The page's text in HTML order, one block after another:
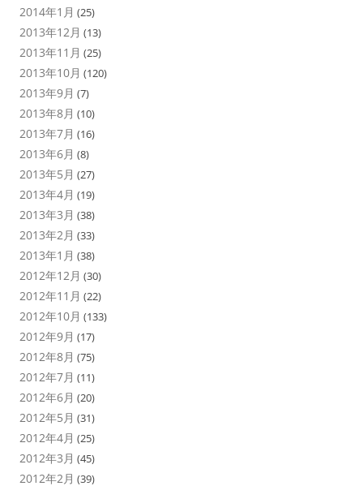
2014年1月 (25)
2013年12月 (13)
2013年11月 (25)
2013年10月 (120)
2013年9月 (7)
2013年8月 (10)
2013年7月 (16)
2013年6月 (8)
2013年5月 (27)
2013年4月 (19)
2013年3月 (38)
2013年2月 (33)
2013年1月 (38)
2012年12月 (30)
2012年11月 (22)
2012年10月 (133)
2012年9月 (17)
2012年8月 (75)
2012年7月 (11)
2012年6月 (20)
2012年5月 (31)
2012年4月 (25)
2012年3月 (45)
2012年2月 (39)